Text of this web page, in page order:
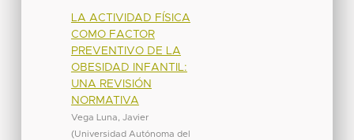
LA ACTIVIDAD FÍSICA
COMO FACTOR
PREVENTIVO DE LA
OBESIDAD INFANTIL:
UNA REVISIÓN
NORMATIVA
Vega Luna, Javier
(Universidad Autónoma del